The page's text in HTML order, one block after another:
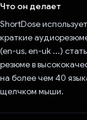
Что он делает
ShortDose
краткие
(en-us, en-uk ...)
резюме в
на более чем 40
щелчком мыши.